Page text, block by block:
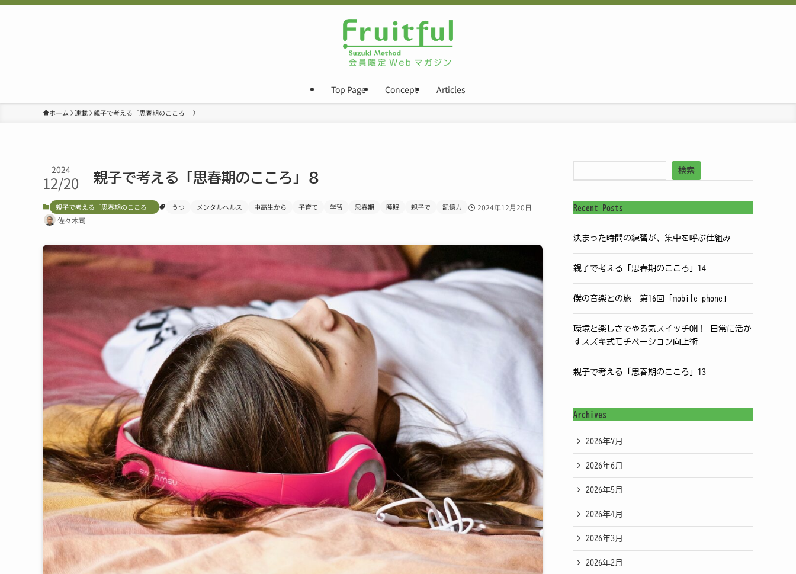
Top Page Concept Articles
ホーム 連載 親子で考える「思春期のこころ」
親子で考える「思春期のこころ」８
2024
12/20
親子で考える「思春期のこころ」 うつ メンタルヘルス 中高生から 子育て 学習 思春期 睡眠 親子で 記憶力
2024年12月20日
佐々木司
検索
Recent Posts
決まった時間の練習が、集中を呼ぶ仕組み
親子で考える「思春期のこころ」14
僕の音楽との旅 第16回「mobile phone」
環境と楽しさでやる気スイッチON！ 日常に活か
すスズキ式モチベーション向上術
親子で考える「思春期のこころ」13
Archives
2026年7月
2026年6月
2026年5月
2026年4月
2026年3月
2026年2月